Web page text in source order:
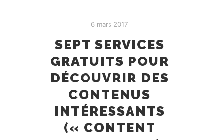
6 mars 2017
SEPT SERVICES
GRATUITS POUR
DÉCOUVRIR DES
CONTENUS
INTÉRESSANTS
(« CONTENT